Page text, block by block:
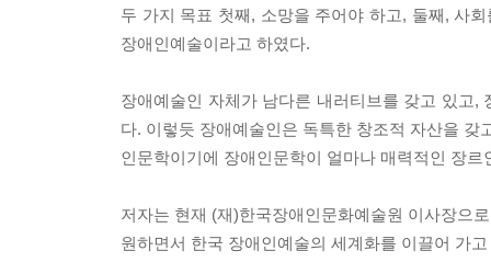
두 가지 목표 첫째, 소망을 주어야 하고, 둘째, 사
장애인예술이라고 하였다.
장애예술인 자체가 남다른 내러티브를 갖고 있고
다. 이렇듯 장애예술인은 독특한 창조적 자산을
인문학이기에 장애인문학이 얼마나 매력적인 장
저자는 현재 (재)한국장애인문화예술원 이사장으
원하면서 한국 장애인예술의 세계화를 이끌어 가